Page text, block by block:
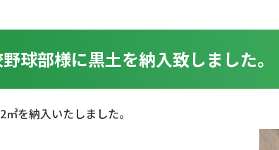
球部様に黒土を納入致しました。
を納入いたしました。